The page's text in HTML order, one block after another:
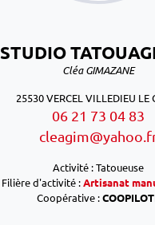
STUDIO
Cléa GIMAZANE
25530 VERCEL VILLEDIEU LE
06 21 73 04 83
Activité : Tatoueuse
Filière d'activité : Artisanat
Coopérative :